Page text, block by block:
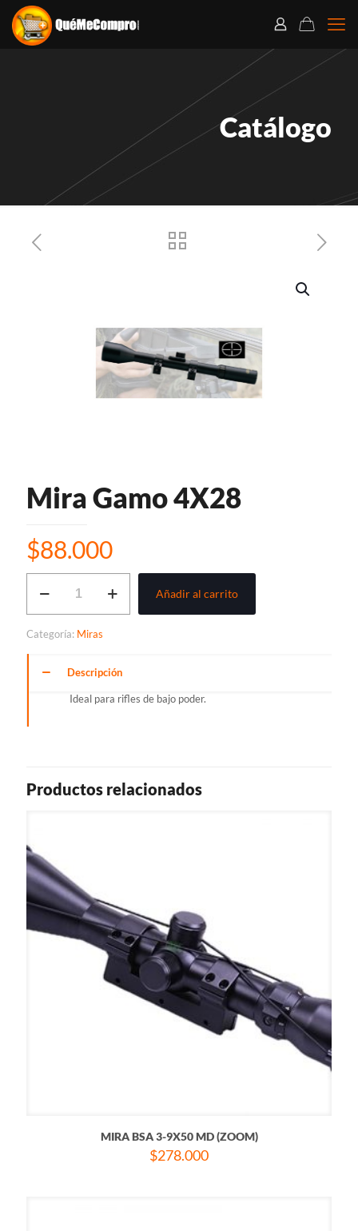
Catálogo
Mira Gamo 4X28
$88.000
Gamo
Añadir al carrito
Categoría: Miras
Descripción
Ideal para rifles de bajo poder.
Productos relacionados
MIRA BSA 3-9X50 MD (ZOOM)
$278.000